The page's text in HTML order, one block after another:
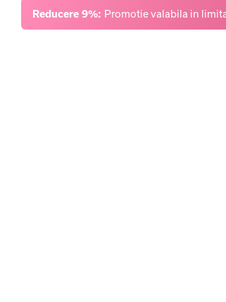
Reducere 9%: Promotie valabila in